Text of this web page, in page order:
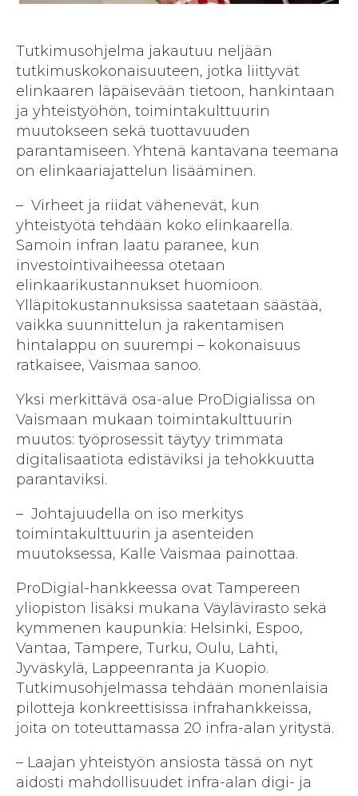
Tutkimusohjelma jakautuu neljään
tutkimuskokonaisuuteen, jotka liittyvät
elinkaaren läpäisevään tietoon, hankintaan
ja yhteistyöhön, toimintakulttuurin
muutokseen sekä tuottavuuden
parantamiseen. Yhtenä kantavana teemana
on elinkaariajattelun lisääminen.
– Virheet ja riidat vähenevät, kun
yhteistyötä tehdään koko elinkaarella.
Samoin infran laatu paranee, kun
investointivaiheessa otetaan
elinkaarikustannukset huomioon.
Ylläpitokustannuksissa saatetaan säästää,
vaikka suunnittelun ja rakentamisen
hintalappu on suurempi – kokonaisuus
ratkaisee, Vaismaa sanoo.
Yksi merkittävä osa-alue ProDigialissa on
Vaismaan mukaan toimintakulttuurin
muutos: työprosessit täytyy trimmata
digitalisaatiota edistäviksi ja tehokkuutta
parantaviksi.
– Johtajuudella on iso merkitys
toimintakulttuurin ja asenteiden
muutoksessa, Kalle Vaismaa painottaa.
ProDigial-hankkeessa ovat Tampereen
yliopiston lisäksi mukana Väylävirasto sekä
kymmenen kaupunkia: Helsinki, Espoo,
Vantaa, Tampere, Turku, Oulu, Lahti,
Jyväskylä, Lappeenranta ja Kuopio.
Tutkimusohjelmassa tehdään monenlaisia
pilotteja konkreettisissa infrahankkeissa,
joita on toteuttamassa 20 infra-alan yritystä.
– Laajan yhteistyön ansiosta tässä on nyt
aidosti mahdollisuudet infra-alan digi- ja